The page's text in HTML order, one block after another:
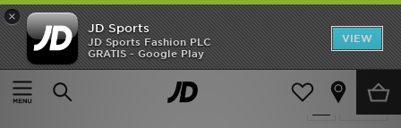
×
JD Sports
JD Sports Fashion PLC
GRATIS - Google Play
VIEW
Hjem
Vans Knu Skool
10 Produkter fundet
Hjem
Udsalg